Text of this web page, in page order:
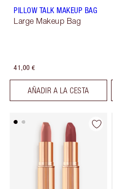
PILLOW TALK MAKEUP BAG
Large Makeup Bag
41,00 €
AÑADIR A LA CESTA